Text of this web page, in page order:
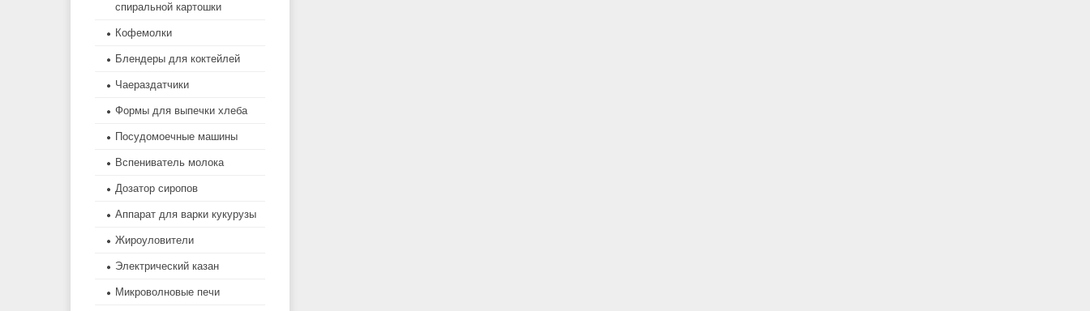
спиральной картошки
Кофемолки
Блендеры для коктейлей
Чаераздатчики
Формы для выпечки хлеба
Посудомоечные машины
Вспениватель молока
Дозатор сиропов
Аппарат для варки кукурузы
Жироуловители
Электрический казан
Микроволновые печи